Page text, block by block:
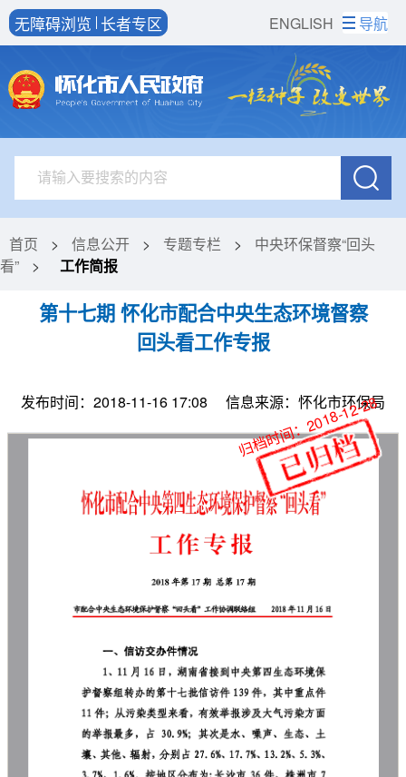
ENGLISH
无障碍浏览 长者专区 导航
首页 > 信息公开 > 专题专栏 >
中央环保督察“回头
看”
> 工作简报
第十七期 怀化市配合中央生态环境督察
回头看工作专报
发布时间：2018-11-16 17:08 信息来源：怀化市环保局
归档时间：2018-12-28